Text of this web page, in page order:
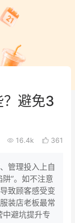
？避免3
16.4k 361
管理投入上自
”。如不注意
致顾客感受变
装店老板最常
中避坑提升专